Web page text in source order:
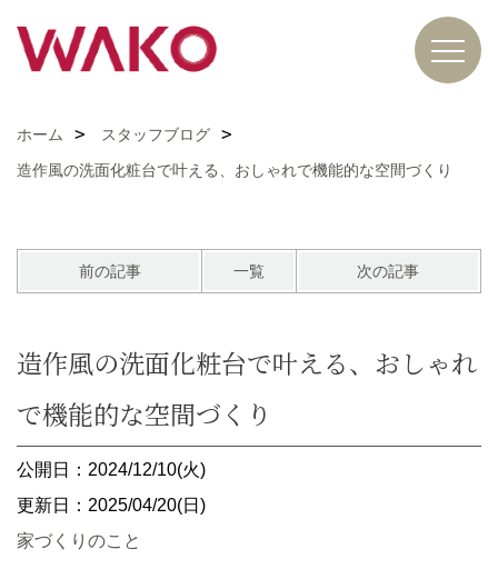
ホーム
スタッフブログ
造作風の洗面化粧台で叶える、おしゃれで機能的な空間づくり
前の記事 一覧 次の記事
造作風の洗面化粧台で叶える、おしゃれ
で機能的な空間づくり
公開日：2024/12/10(火)
更新日：2025/04/20(日)
家づくりのこと